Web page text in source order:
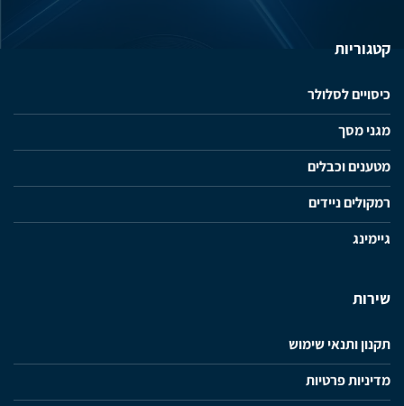
קטגוריות
כיסויים לסלולר
מגני מסך
מטענים וכבלים
רמקולים ניידים
גיימינג
שירות
תקנון ותנאי שימוש
מדיניות פרטיות